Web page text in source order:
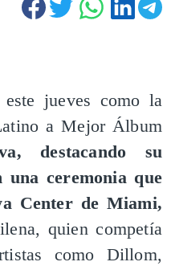
jueves como la
a Mejor Álbum
destacando su
una ceremonia que
Center de Miami,
quien competía
como Dillom,